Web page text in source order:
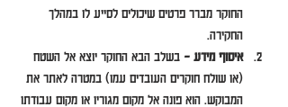
החוקר מברר פרטים שיכולים לסייע לו במהלך
החקירה.
איסוף מידע – בשלב הבא החוקר יוצא אל השטח
(או שולח חוקרים העובדים עמו) במטרה לאתר את
המבוקש. הוא פונה אל מקום מגוריו או מקום עבודתו